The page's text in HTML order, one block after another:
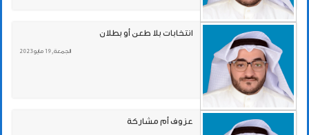
انتخابات بلا طعن أو بطلان
الجمعة , 19 مايو 2023
عزوف أم مشاركة